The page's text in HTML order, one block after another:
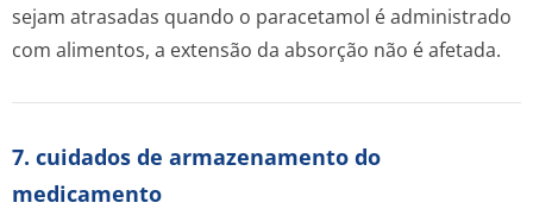
sejam atrasadas quando o paracetamol é administrado
com alimentos, a extensão da absorção não é afetada.
7. cuidados de armazenamento do
medicamento